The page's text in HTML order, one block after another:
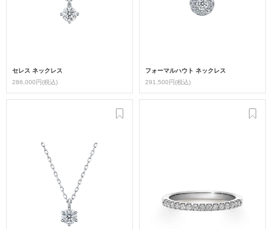
セレス ネックレス
286,000円(税込)
フォーマルハウト ネックレス
291,500円(税込)